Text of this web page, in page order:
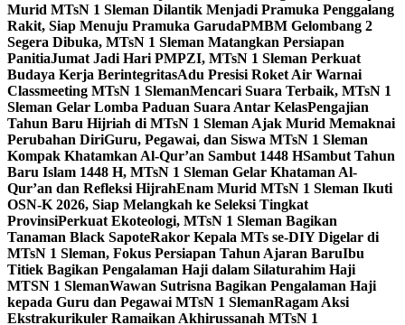
Murid MTsN 1 Sleman Dilantik Menjadi Pramuka Penggalang
Rakit, Siap Menuju Pramuka GarudaPMBM Gelombang 2
Segera Dibuka, MTsN 1 Sleman Matangkan Persiapan
PanitiaJumat Jadi Hari PMPZI, MTsN 1 Sleman Perkuat
Budaya Kerja BerintegritasAdu Presisi Roket Air Warnai
Classmeeting MTsN 1 SlemanMencari Suara Terbaik, MTsN 1
Sleman Gelar Lomba Paduan Suara Antar KelasPengajian
Tahun Baru Hijriah di MTsN 1 Sleman Ajak Murid Memaknai
Perubahan DiriGuru, Pegawai, dan Siswa MTsN 1 Sleman
Kompak Khatamkan Al-Qur’an Sambut 1448 HSambut Tahun
Baru Islam 1448 H, MTsN 1 Sleman Gelar Khataman Al-
Qur’an dan Refleksi HijrahEnam Murid MTsN 1 Sleman Ikuti
OSN-K 2026, Siap Melangkah ke Seleksi Tingkat
ProvinsiPerkuat Ekoteologi, MTsN 1 Sleman Bagikan
Tanaman Black SapoteRakor Kepala MTs se-DIY Digelar di
MTsN 1 Sleman, Fokus Persiapan Tahun Ajaran BaruIbu
Titiek Bagikan Pengalaman Haji dalam Silaturahim Haji
MTSN 1 SlemanWawan Sutrisna Bagikan Pengalaman Haji
kepada Guru dan Pegawai MTsN 1 SlemanRagam Aksi
Ekstrakurikuler Ramaikan Akhirussanah MTsN 1